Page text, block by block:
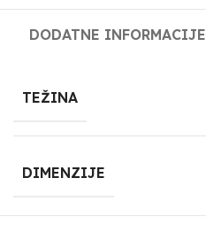
DODATNE INFORMACIJE
TEŽINA
DIMENZIJE